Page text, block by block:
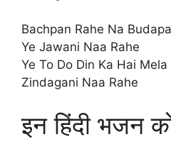
Bachpan Rahe Na
Ye Jawani Naa Rahe
Ye To Do Din Ka Hai Mela
Zindagani Naa Rahe
इन हिंदी भजन